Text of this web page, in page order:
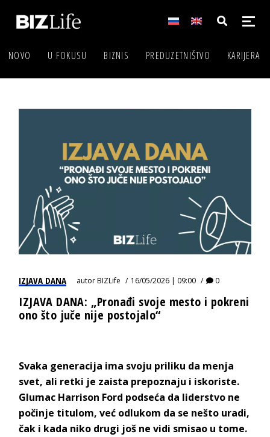
NOVO U FOKUSU BIZNIS PREDUZETNIŠTVO KARIJERA
IZJAVA DANA autorBIZLife 16/05/2026 | 09:00 0
IZJAVA DANA: „Pronađi svoje mesto i pokreni
ono što juče nije postojalo“
Svaka generacija ima svoju priliku da menja
svet, ali retki je zaista prepoznaju i iskoriste.
Glumac Harrison Ford podseća da liderstvo ne
počinje titulom, već odlukom da se nešto uradi,
čak i kada niko drugi još ne vidi smisao u tome.